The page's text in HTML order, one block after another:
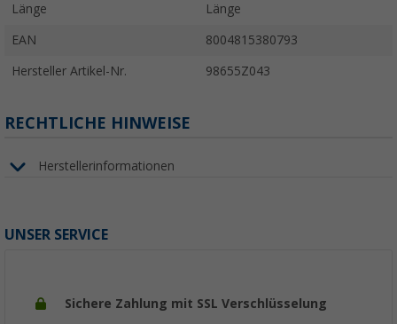
Länge Länge
EAN 8004815380793
Hersteller Artikel-Nr. 98655Z043
RECHTLICHE HINWEISE
Herstellerinformationen
UNSER SERVICE
Sichere Zahlung mit SSL Verschlüsselung